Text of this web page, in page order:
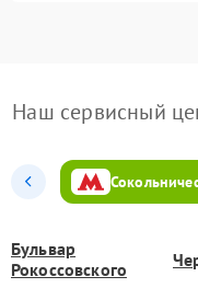
Наш сервисный
Бульвар
Рокоссовского